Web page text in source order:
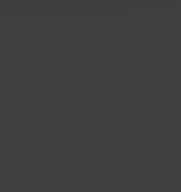
permitir en tu
utilizaremos
la navegación.